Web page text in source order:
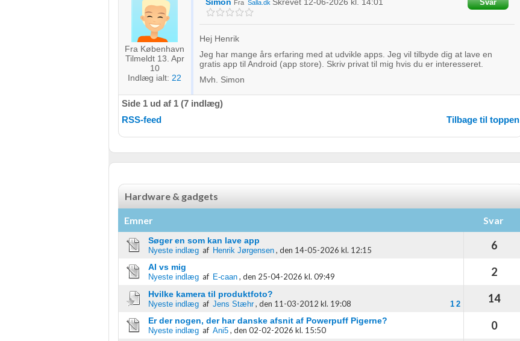
Fra København
Tilmeldt 13. Apr
10
Indlæg ialt: 22
Fra Salla.dk Svar
Hej Henrik
Jeg har mange års erfaring med at udvikle apps. Jeg vil tilbyde dig at lave en
gratis app til Android (app store). Skriv privat til mig hvis du er interesseret.
Mvh. Simon
Side 1 ud af 1 (7 indlæg)
RSS-feed
Tilbage til toppen
Hardware & gadgets
Emner Svar
Søger en som kan lave app
Nyeste indlægaf Henrik Jørgensen , den 14-05-2026 kl. 12:15 6
AI vs mig
Nyeste indlægaf E-caan , den 25-04-2026 kl. 09:49 2
Hvilke kamera til produktfoto?
Nyeste indlægaf Jens Stæhr , den 11-03-2012 kl. 19:08 1 2 14
Er der nogen, der har danske afsnit af Powerpuff Pigerne?
Nyeste indlægaf Ani5 , den 02-02-2026 kl. 15:50 0
Forstå målgrupper gennem statistikker eller kombinationer af oplysninger fra forskellige
Udvikle og forbedre tjenester
Bruge præcise geografiske placeringsoplysninger
Identificere enheder baseret på aktivt anmodede oplysninger